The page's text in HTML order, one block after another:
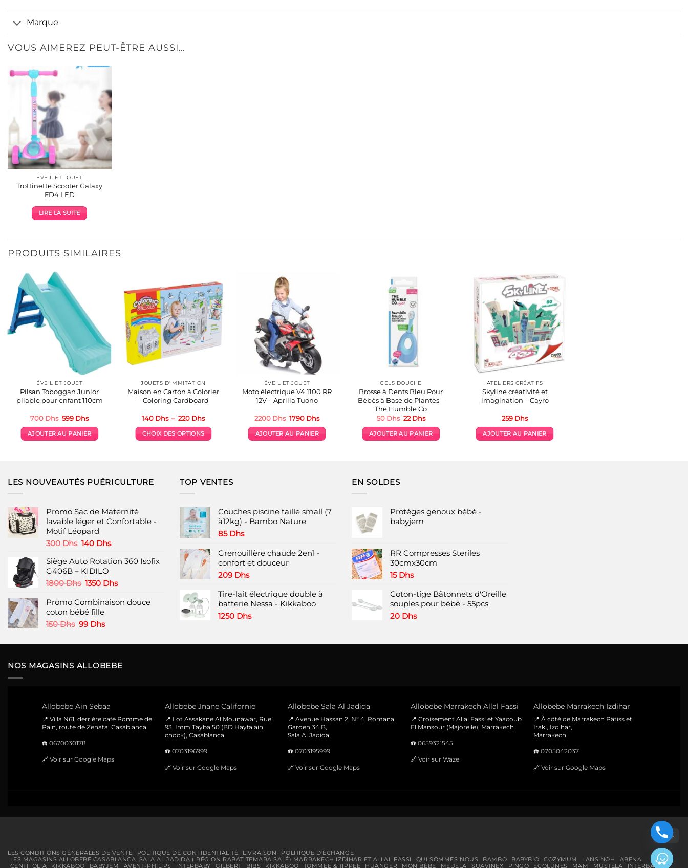
Marque
VOUS AIMEREZ PEUT-ÊTRE AUSSI…
ÉVEIL ET JOUET
Trottinette Scooter Galaxy
FD4 LED
LIRE LA SUITE
PRODUITS SIMILAIRES
ÉVEIL ET JOUET
Pilsan Toboggan Junior
pliable pour enfant 110cm
700Dhs Le
initial
était :
599 DhsLe
actuel
est :
AJOUTER AU PANIER
JOUETS D'IMMITATION
Maison en Carton à Colorier
– Coloring Cardboard
140 Dhs – 220 DhsPlage
prix :
140 Dhs
CHOIX DES OPTIONS
plusieurs
options
peuvent
être
sur
page
produit
ÉVEIL ET JOUET
Moto électrique V4 1100 RR
12V – Aprilia Tuono
2200Dhs Le
initial
était :
1790 DhsLe
actuel
est :
AJOUTER AU PANIER
GELS DOUCHE
Brosse à Dents Bleu Pour
Bébés à Base de Plantes –
The Humble Co
50Dhs Le
initial
était :
22DhsLe
actuel
est :
AJOUTER AU PANIER
ATELIERS CRÉATIFS
Skyline créativité et
imagination – Cayro
259 Dhs
AJOUTER AU PANIER
LES NOUVEAUTÉS PUÉRICULTURE
Promo Sac de Maternité
lavable léger et Confortable -
Motif Léopard
300Dhs Le
initial
était :
300 Dhs.
140 DhsLe
actuel
140 Dhs.
Siège Auto Rotation 360 Isofix
G406B – KIDILO
1800Dhs Le
initial
était :
1800 Dhs.
1350 DhsLe
actuel
Promo Combinaison douce
coton bébé fille
150Dhs Le
initial
150 Dhs.
99 DhsLe
actuel
99 Dhs.
TOP VENTES
Couches piscine taille small (7
à12kg) - Bambo Nature
85 Dhs
Grenouillère chaude 2en1 -
confort et douceur
209 Dhs
Tire-lait électrique double à
batterie Nessa - Kikkaboo
1250 Dhs
EN SOLDES
Protèges genoux bébé -
babyjem
RR Compresses Steriles
30cmx30cm
15 Dhs
Coton-tige Bâtonnets d'Oreille
souples pour bébé - 55pcs
20 Dhs
NOS MAGASINS ALLOBEBE
Allobebe Ain Sebaa
📍 Villa N61, derrière café Pomme de
Pain, route de Zenata, Casablanca
☎️ 0670030178
🔗 Voir sur Google Maps
Allobebe Jnane Californie
📍 Lot Assakane Al Mounawar, Rue
93, Imm Tayba 50 (BD Hayfa ain
chock), Casablanca
☎️ 0703196999
🔗 Voir sur Google Maps
Allobebe Sala Al Jadida
📍 Avenue Hassan 2, N° 4, Romana
Garden 34 B,
Sala Al Jadida
☎️ 0703195999
🔗 Voir sur Google Maps
Allobebe Marrakech Allal Fassi
📍 Croisement Allal Fassi et Yaacoub
El Mansour (Majorelle), Marrakech
☎️ 0659321545
🔗 Voir sur Waze
Allobebe Marrakech Izdihar
📍 À côté de Marrakech Pâtiss et
Iraki, Izdihar,
Marrakech
☎️ 0705042037
🔗 Voir sur Google Maps
LES CONDITIONS GÉNÉRALES DE VENTE POLITIQUE DE CONFIDENTIALITÉ LIVRAISON
POLITIQUE D’ÉCHANGE
LES MAGASINS ALLOBEBE CASABLANCA, SALA AL JADIDA ( RÉGION RABAT TEMARA SALÉ) MARRAKECH IZDIHAR ET ALLAL FASSI
QUI SOMMES NOUS BAMBO BABYBIO COZYMUM LANSINOH
ABENA
CENTIFOLIA
KIKKABOO BABYJEM AVENT-PHILIPS INTERBABY GILBERT BIBS KIKKABOO TOMMEE & TIPPEE HUANGER MON BÉBÉ MEDELA SUAVINEX PINGO ECOLUNES MAM MUSTELA INTERBABY